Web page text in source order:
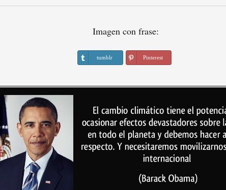
Imagen con frase:
tumblr Pinterest